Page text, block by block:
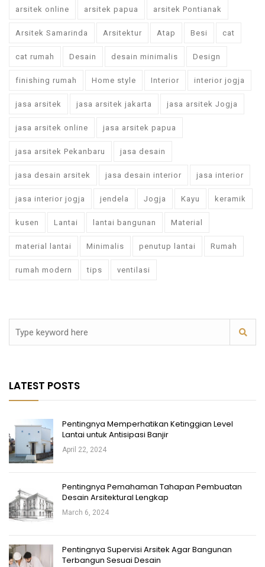
arsitek online arsitek papua arsitek Pontianak
Arsitek Samarinda Arsitektur Atap Besi cat
cat rumah Desain desain minimalis Design
finishing rumah Home style Interior interior jogja
jasa arsitek jasa arsitek jakarta jasa arsitek Jogja
jasa arsitek online jasa arsitek papua
jasa arsitek Pekanbaru jasa desain
jasa desain arsitek jasa desain interior jasa interior
jasa interior jogja jendela Jogja Kayu keramik
kusen Lantai lantai bangunan Material
material lantai Minimalis penutup lantai Rumah
rumah modern tips ventilasi
LATEST POSTS
Pentingnya Memperhatikan Ketinggian Level
Lantai untuk Antisipasi Banjir
April 22, 2024
Pentingnya Pemahaman Tahapan Pembuatan
Desain Arsitektural Lengkap
March 6, 2024
Pentingnya Supervisi Arsitek Agar Bangunan
Terbangun Sesuai Desain